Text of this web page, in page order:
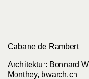
Cabane de Rambert
Architektur: Bonnard
Monthey, bwarch.ch